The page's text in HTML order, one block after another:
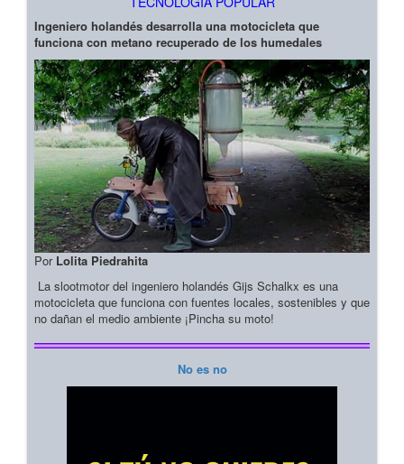
Ingeniero holandés desarrolla una motocicleta que
funciona con metano recuperado de los humedales
Por Lolita Piedrahita
La slootmotor del ingeniero holandés Gijs Schalkx es una
motocicleta que funciona con fuentes locales, sostenibles y que
no dañan el medio ambiente ¡Pincha su moto!
No es no